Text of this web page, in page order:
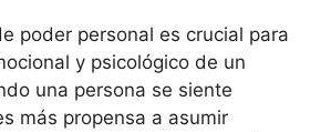
poder personal es crucial para
y psicológico de un
una persona se siente
más propensa a asumir